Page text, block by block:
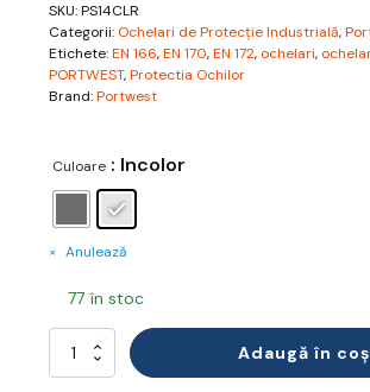
SKU:PS14CLR
Categorii: Ochelari de Protecție Industrială,
Etichete:EN 166,EN 170,EN 172, ochelari,
PORTWEST,Protectia Ochilor
Brand:Portwest
Culoare : Incolor
Anulează
77 în stoc
Cantitate
Ochelari
Adaugă în coș